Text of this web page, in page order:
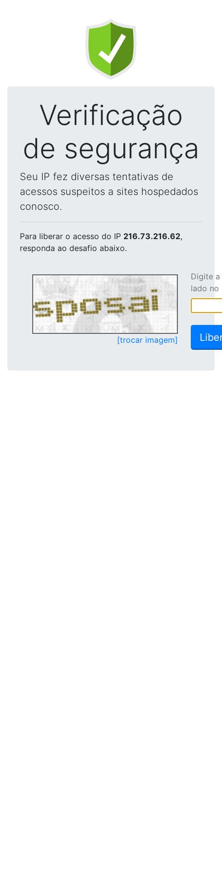
Verificação
de segurança
Seu IP fez diversas tentativas de
acessos suspeitos a sites hospedados
conosco.
Para liberar o acesso do IP 216.73.216.62,
responda ao desafio abaixo.
[trocar imagem]
Digite
lado no